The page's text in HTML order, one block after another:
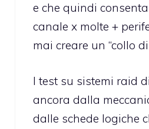
e che quindi
canale x molte +
mai creare un “collo
I test su sistemi raid
ancora dalla
dalle schede logiche